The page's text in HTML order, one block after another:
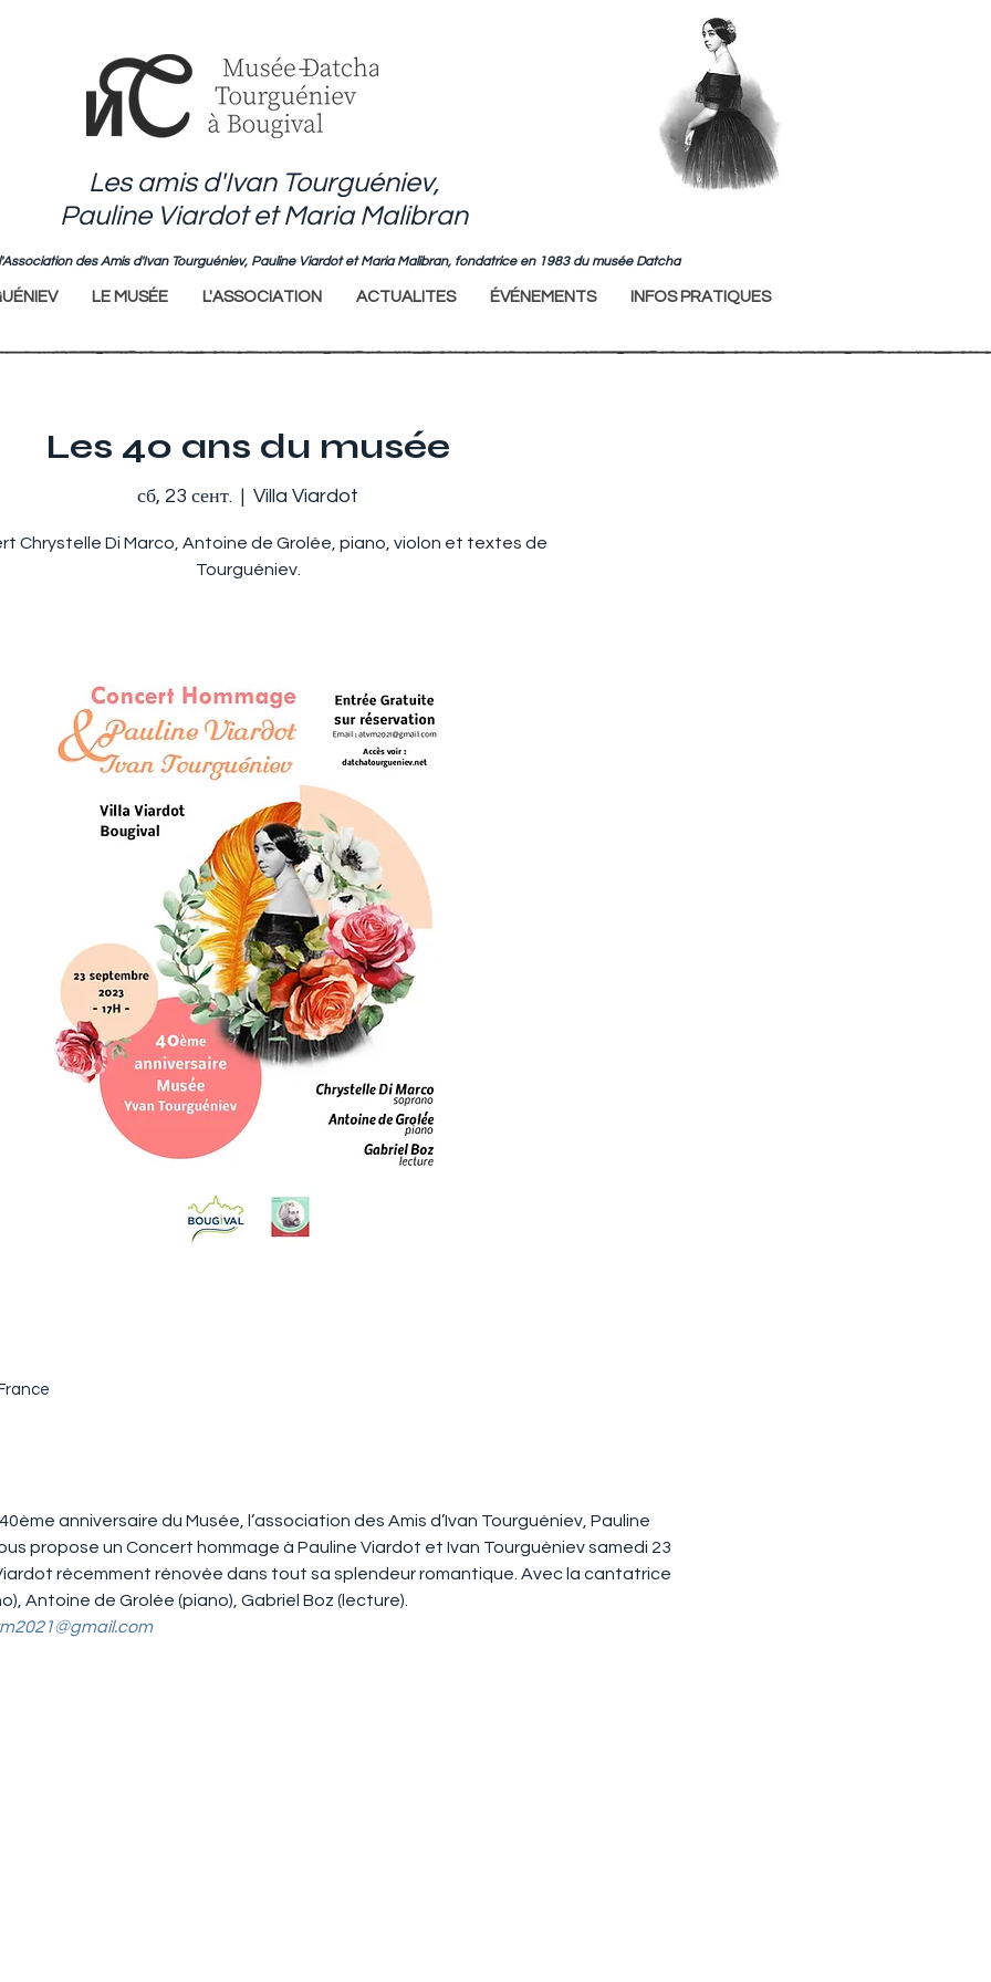
Les amis d'Ivan Tourguéniev,
Pauline Viardot et Maria Malibran
des Amis d'Ivan Tourguéniev, Pauline Viardot et Maria Malibran, fondatrice en 1983 du musée Datcha
LE MUSÉE L'ASSOCIATION ACTUALITES ÉVÉNEMENTS INFOS PRATIQUES
Les 40 ans du musée
сб, 23 сент.
  |
Villa Viardot
Chrystelle Di Marco, Antoine de Grolée, piano, violon et textes de
Tourguéniev.
anniversaire du Musée, l’association des Amis d’Ivan Tourguéniev, Pauline
propose un Concert hommage à Pauline Viardot et Ivan Tourguéniev samedi 23
récemment rénovée dans tout sa splendeur romantique. Avec la cantatrice
Antoine de Grolée (piano), Gabriel Boz (lecture).